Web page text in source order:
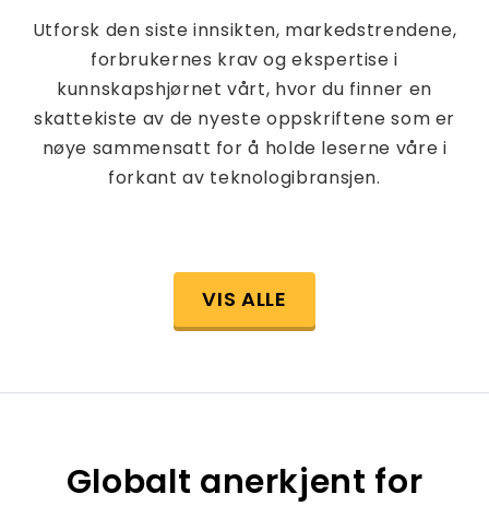
Utforsk den siste innsikten, markedstrendene,
forbrukernes krav og ekspertise i
kunnskapshjørnet vårt, hvor du finner en
skattekiste av de nyeste oppskriftene som er
nøye sammensatt for å holde leserne våre i
forkant av teknologibransjen.
VIS ALLE
Globalt anerkjent for